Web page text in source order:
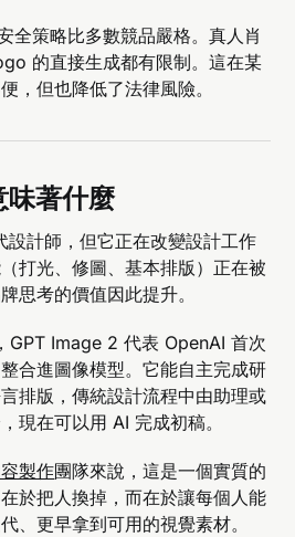
全策略比多數競品嚴格。真人肖
的直接生成都有限制。這在某
，但也降低了法律風險。
味著什麼
計師，但它正在改變設計工作
打光、修圖、基本排版）正在被
思考的價值因此提升。
GPT Image 2 代表 OpenAI 首次
合進圖像模型。它能自主完成研
排版，傳統設計流程中由助理或
現在可以用 AI 完成初稿。
製作團隊來說，這是一個實質的
於把人換掉，而在於讓每個人能
、更早拿到可用的視覺素材。